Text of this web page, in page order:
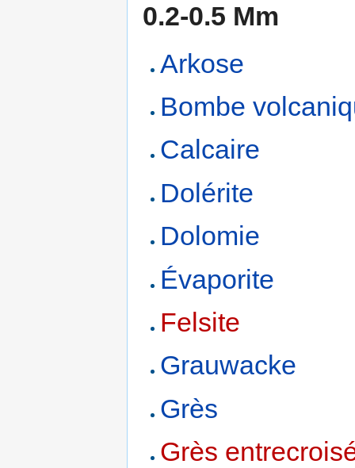
0.2-0.5 Mm
Arkose
Bombe
Calcaire
Dolérite
Dolomie
Évaporite
Felsite
Grauwacke
Grès
Grès